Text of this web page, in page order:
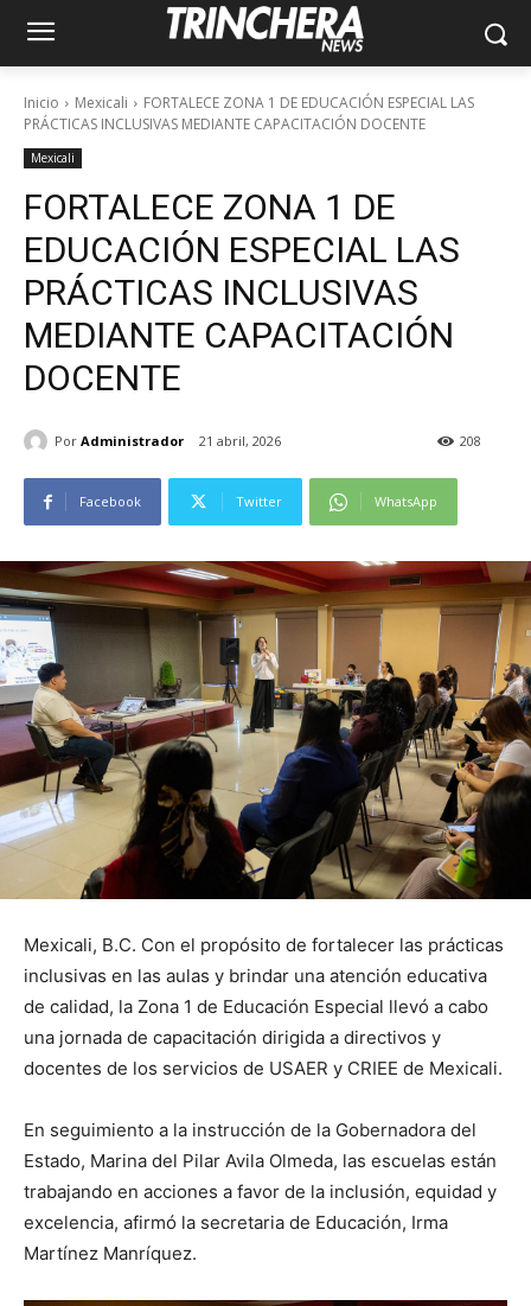
Inicio Mexicali
FORTALECE ZONA 1 DE EDUCACIÓN ESPECIAL LAS
PRÁCTICAS INCLUSIVAS MEDIANTE CAPACITACIÓN DOCENTE
Mexicali
FORTALECE ZONA 1 DE
EDUCACIÓN ESPECIAL LAS
PRÁCTICAS INCLUSIVAS
MEDIANTE CAPACITACIÓN
DOCENTE
Por Administrador 21 abril, 2026 208
Facebook Twitter WhatsApp
Mexicali, B.C. Con el propósito de fortalecer las prácticas
inclusivas en las aulas y brindar una atención educativa
de calidad, la Zona 1 de Educación Especial llevó a cabo
una jornada de capacitación dirigida a directivos y
docentes de los servicios de USAER y CRIEE de Mexicali.
En seguimiento a la instrucción de la Gobernadora del
Estado, Marina del Pilar Avila Olmeda, las escuelas están
trabajando en acciones a favor de la inclusión, equidad y
excelencia, afirmó la secretaria de Educación, Irma
Martínez Manríquez.